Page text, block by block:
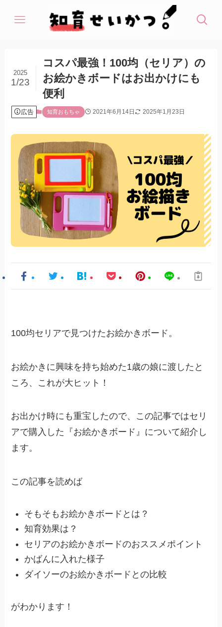
コスパ最強！100均（セリア）の
お絵かきボードはお出かけにも
便利
2025
1/23
広告 知育おもちゃ 2021年6月14日 2025年1月23日
100均セリアで見つけたお絵かきボード。
お絵かきに興味を持ち始めた1歳の娘に渡したと
ころ、これが大ヒット！
お出かけ時にも重宝したので、この記事ではセリ
アで購入した『お絵かきボード』について紹介し
ます。
この記事を読めば
そもそもお絵かきボードとは？
知育効果は？
セリアのお絵かきボードのおススメポイント
かばんに入れた様子
ダイソーのお絵かきボードとの比較
がわかります！